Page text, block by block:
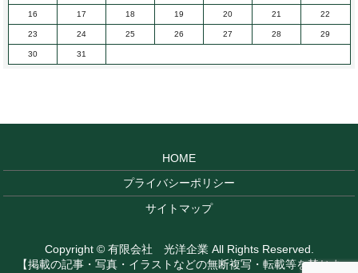
16 17 18 19 20 21 22
23 24 25 26 27 28 29
30 31
HOME
プライバシーポリシー
サイトマップ
Copyright © 有限会社 光洋企業 All Rights Reserved.
【掲載の記事・写真・イラストなどの無断複写・転載等を禁じま